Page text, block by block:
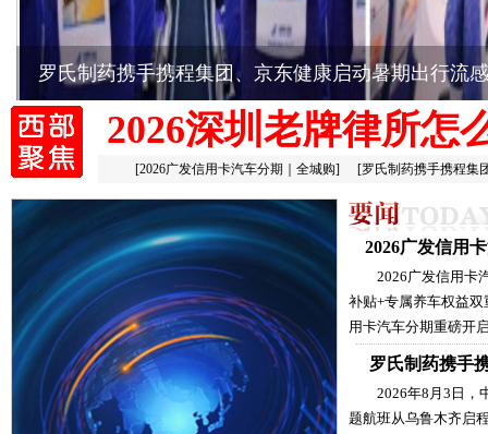
罗氏制药携手携程集团、京东健康启动暑期出行流
2026深圳老牌律所怎
[2026广发信用卡汽车分期｜全城购] [罗氏制药携手携程集
2026广发信用
2026广发信用卡
补贴+专属养车权益
用卡汽车分期重磅开
罗氏制药携手
2026年8月3日
题航班从乌鲁木齐启